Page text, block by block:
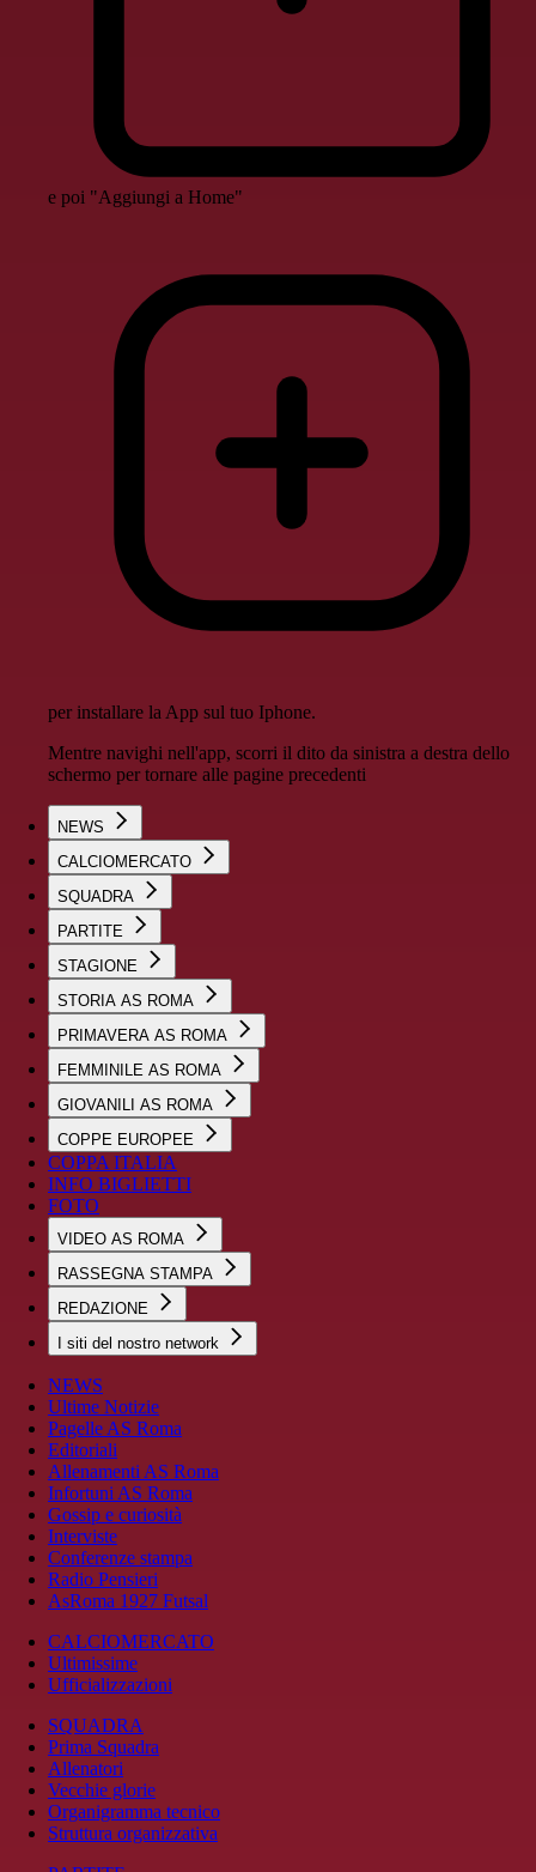
e poi "Aggiungi a Home"
per installare la App sul tuo Iphone.
Mentre navighi nell'app, scorri il dito da sinistra a destra dello
schermo per tornare alle pagine precedenti
NEWS
CALCIOMERCATO
SQUADRA
PARTITE
STAGIONE
STORIA AS ROMA
PRIMAVERA AS ROMA
FEMMINILE AS ROMA
GIOVANILI AS ROMA
COPPE EUROPEE
COPPA ITALIA
INFO BIGLIETTI
FOTO
VIDEO AS ROMA
RASSEGNA STAMPA
REDAZIONE
I siti del nostro network
NEWS
Ultime Notizie
Pagelle AS Roma
Editoriali
Allenamenti AS Roma
Infortuni AS Roma
Gossip e curiosità
Interviste
Conferenze stampa
Radio Pensieri
AsRoma 1927 Futsal
CALCIOMERCATO
Ultimissime
Ufficializzazioni
SQUADRA
Prima Squadra
Allenatori
Vecchie glorie
Organigramma tecnico
Struttura organizzativa